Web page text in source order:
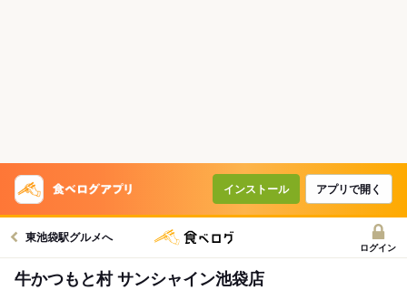
インストール アプリで開く
東池袋駅グルメへ
ログイン
牛かつもと村 サンシャイン池袋店